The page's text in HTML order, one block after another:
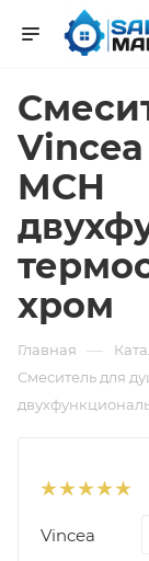
Vincea
MCH
хром
Главная —
Смеситель для
Vincea